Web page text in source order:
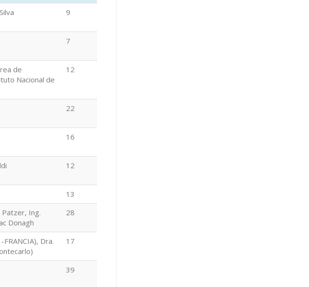
9
7
de
Nacional de
12
22
16
12
13
Patzer, Ing.
Donagh
28
Dra.
17
39